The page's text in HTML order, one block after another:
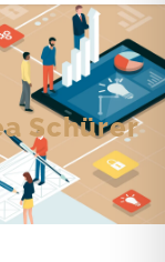
Schürer